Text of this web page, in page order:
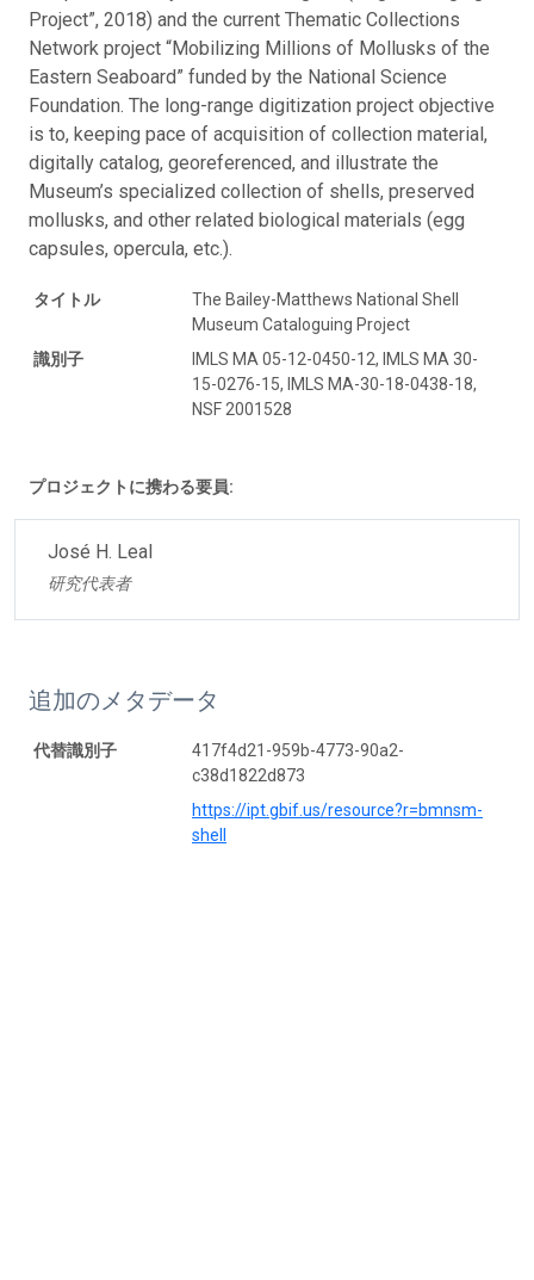
Project”, 2018) and the current Thematic Collections
Network project “Mobilizing Millions of Mollusks of the
Eastern Seaboard” funded by the National Science
Foundation. The long-range digitization project objective
is to, keeping pace of acquisition of collection material,
digitally catalog, georeferenced, and illustrate the
Museum’s specialized collection of shells, preserved
mollusks, and other related biological materials (egg
capsules, opercula, etc.).
タイトル
The Bailey-Matthews National Shell
Museum Cataloguing Project
識別子
IMLS MA 05-12-0450-12, IMLS MA 30-
15-0276-15, IMLS MA-30-18-0438-18,
NSF 2001528
プロジェクトに携わる要員:
José H. Leal
研究代表者
追加のメタデータ
代替識別子
417f4d21-959b-4773-90a2-
c38d1822d873
https://ipt.gbif.us/resource?r=bmnsm-
shell